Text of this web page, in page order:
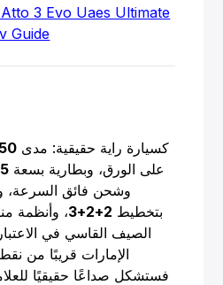
Guide
تأتي BYD Datang كسيارة راية حقيقية: مدى
على الورق، وبطارية بسعة
بتخطيط 2+2+3
، وأنظمة
الصيف القاسي في
الإمارات قريبًا من